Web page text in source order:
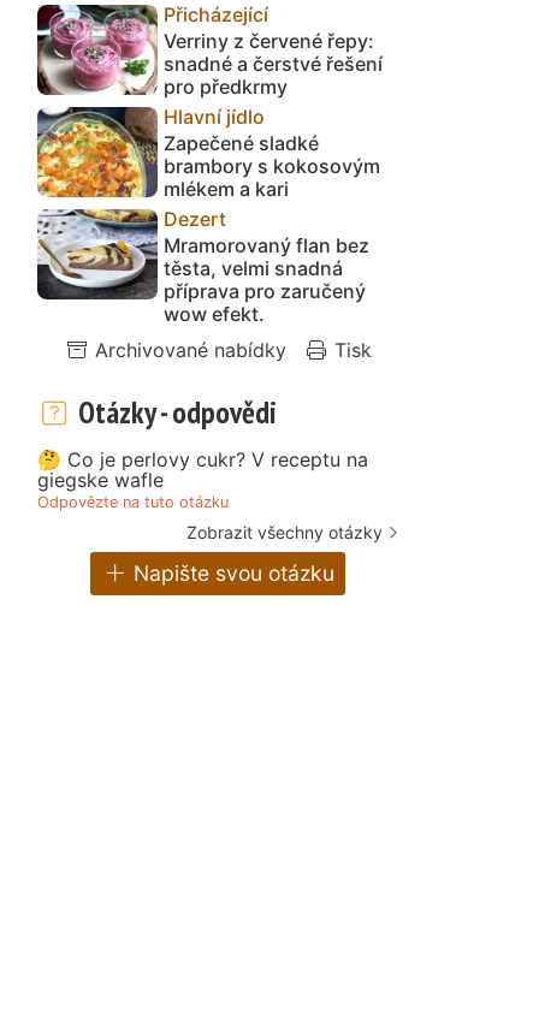
Přicházející
Verriny z červené řepy:
snadné a čerstvé řešení
pro předkrmy
Hlavní jídlo
Zapečené sladké
brambory s kokosovým
mlékem a kari
Dezert
Mramorovaný flan bez
těsta, velmi snadná
příprava pro zaručený
wow efekt.
Archivované nabídky
Tisk
Otázky - odpovědi
🤔 Co je perlovy cukr? V receptu na
giegske wafle
Odpovězte na tuto otázku
Zobrazit všechny otázky
Napište svou otázku